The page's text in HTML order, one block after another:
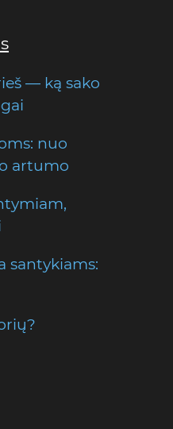
— ką sako
nuo
artumo
santykiams: